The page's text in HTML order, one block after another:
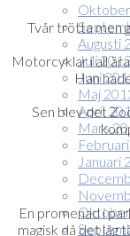
Augusti
Juli 2013
Juni
Maj
April
Mars
Januari
Tvår trötta men
Motorcyklar i all
Han
Sen blev det
En promenad i
magisk då det låg